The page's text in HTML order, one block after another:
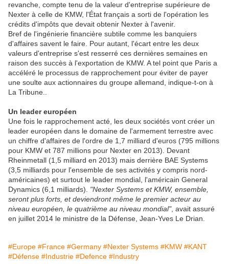
revanche, compte tenu de la valeur d'entreprise supérieure de
Nexter à celle de KMW, l'État français a sorti de l'opération les
crédits d'impôts que devait obtenir Nexter à l'avenir.
Bref de l'ingénierie financière subtile comme les banquiers
d'affaires savent le faire. Pour autant, l'écart entre les deux
valeurs d'entreprise s'est resserré ces dernières semaines en
raison des succès à l'exportation de KMW. A tel point que Paris a
accéléré le processus de rapprochement pour éviter de payer
une soulte aux actionnaires du groupe allemand, indique-t-on à
La Tribune..
Un leader européen
Une fois le rapprochement acté, les deux sociétés vont créer un
leader européen dans le domaine de l'armement terrestre avec
un chiffre d'affaires de l'ordre de 1,7 milliard d'euros (795 millions
pour KMW et 787 millions pour Nexter en 2013). Devant
Rheinmetall (1,5 milliard en 2013) mais derrière BAE Systems
(3,5 milliards pour l'ensemble de ses activités y compris nord-
américaines) et surtout le leader mondial, l'américain General
Dynamics (6,1 milliards). "Nexter Systems et KMW, ensemble,
seront plus forts, et deviendront même le premier acteur au
niveau européen, le quatrième au niveau mondial", avait assuré
en juillet 2014 le ministre de la Défense, Jean-Yves Le Drian.
#Europe #France #Germany #Nexter Systems #KMW #KANT
#Défense #Industrie #Defence #Industry